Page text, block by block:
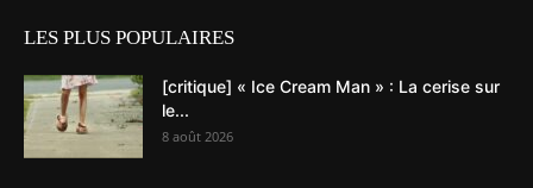
LES PLUS POPULAIRES
[critique] « Ice Cream Man » : La cerise sur
le...
8 août 2026